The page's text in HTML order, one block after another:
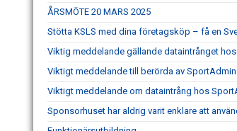
ÅRSMÖTE 20 MARS 2025
Stötta KSLS med dina företagsköp – få en
Viktig meddelande gällande dataintrånget
Viktigt meddelande till berörda av
Viktigt meddelande om dataintrång hos
Sponsorhuset har aldrig varit enklare att